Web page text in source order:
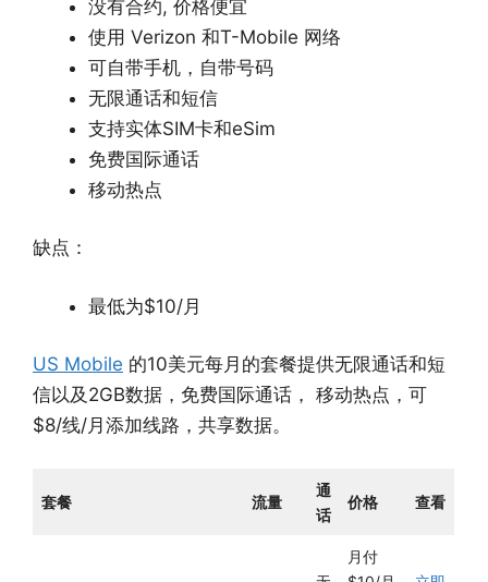
没有合约, 价格便宜
使用 Verizon 和T-Mobile 网络
可自带手机，自带号码
无限通话和短信
支持实体SIM卡和eSim
免费国际通话
移动热点
缺点：
最低为$10/月
US Mobile 的10美元每月的套餐提供无限通话和短
信以及2GB数据，免费国际通话， 移动热点，可
$8/线/月添加线路，共享数据。
套餐 流量
通
话
价格 查看
月付